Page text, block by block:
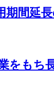
期間延
をもち